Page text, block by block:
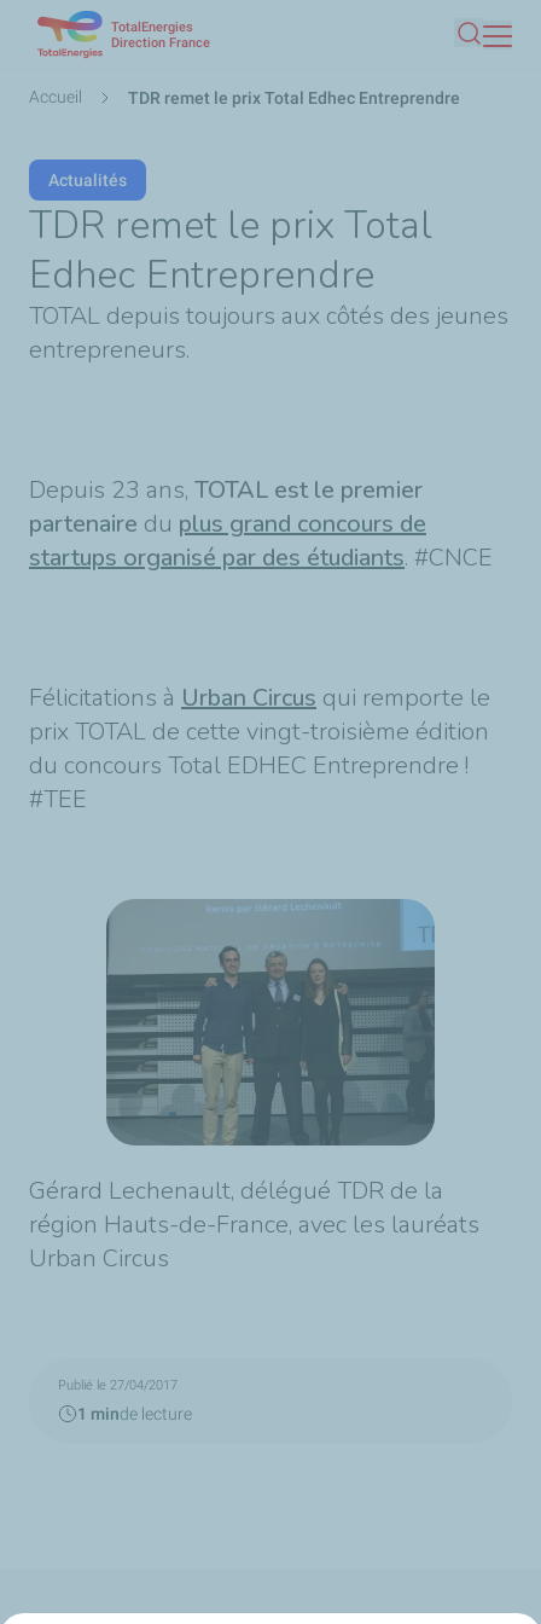
contenu
TotalEnergies
Direction France
Fil
Accueil TDR remet le prix Total Edhec Entreprendre
Actualités
TDR remet le prix Total
Edhec Entreprendre
TOTAL depuis toujours aux côtés des jeunes
entrepreneurs.
Depuis 23 ans, TOTAL est le premier
partenaire du plus grand concours de
startups organisé par des étudiants. #CNCE
Félicitations à Urban Circus qui remporte le
prix TOTAL de cette vingt-troisième édition
du concours Total EDHEC Entreprendre !
#TEE
Gérard Lechenault, délégué TDR de la
région Hauts-de-France, avec les lauréats
Urban Circus
Publié le 27/04/2017
1 minde lecture